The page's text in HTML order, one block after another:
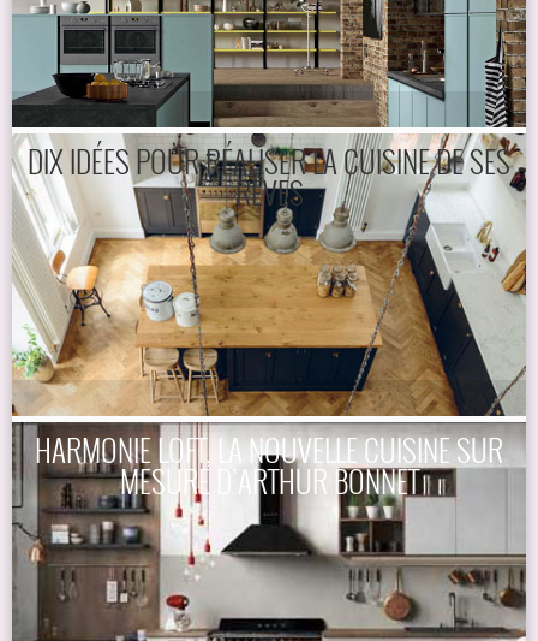
DIX IDÉES POUR RÉALISER LA CUISINE DE SES
RÊVES
HARMONIE LOFT, LA NOUVELLE CUISINE SUR
MESURE D’ARTHUR BONNET